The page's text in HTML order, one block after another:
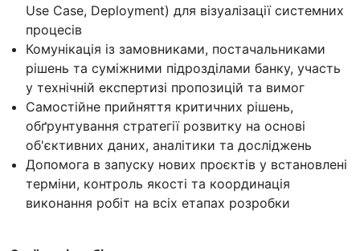
Use Case, Deployment) для візуалізації системних
процесів
Комунікація із замовниками, постачальниками
рішень та суміжними підрозділами банку, участь
у технічній експертизі пропозицій та вимог
Самостійне прийняття критичних рішень,
обґрунтування стратегії розвитку на основі
об'єктивних даних, аналітики та досліджень
Допомога в запуску нових проєктів у встановлені
терміни, контроль якості та координація
виконання робіт на всіх етапах розробки